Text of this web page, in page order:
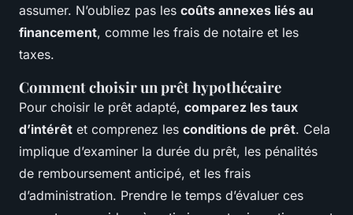
assumer. N’oubliez pas les coûts annexes liés au
financement, comme les frais de notaire et les
taxes.
Comment choisir un prêt hypothécaire
Pour choisir le prêt adapté, comparez les taux
d’intérêt et comprenez les conditions de prêt. Cela
implique d’examiner la durée du prêt, les pénalités
de remboursement anticipé, et les frais
d’administration. Prendre le temps d’évaluer ces